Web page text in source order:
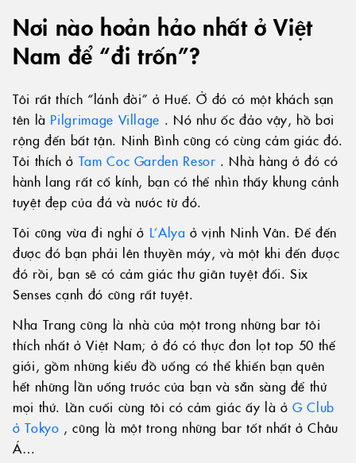
Nơi nào hoản hảo nhất ở Việt
Nam để “đi trốn”?
Tôi rất thích “lánh đời” ở Huế. Ở đó có một khách sạn
tên là Pilgrimage Village . Nó như ốc đảo vậy, hồ bơi
rộng đến bất tận. Ninh Bình cũng có cùng cảm giác đó.
Tôi thích ở Tam Coc Garden Resor . Nhà hàng ở đó có
hành lang rất cổ kính, bạn có thể nhìn thấy khung cảnh
tuyệt đẹp của đá và nước từ đó.
Tôi cũng vừa đi nghỉ ở L’Alya ở vịnh Ninh Vân. Để đến
được đó bạn phải lên thuyền máy, và một khi đến được
đó rồi, bạn sẽ có cảm giác thư giãn tuyệt đối. Six
Senses cạnh đó cũng rất tuyệt.
Nha Trang cũng là nhà của một trong những bar tôi
thích nhất ở Việt Nam; ở đó có thực đơn lọt top 50 thế
giới, gồm những kiểu đồ uống có thể khiến bạn quên
hết những lần uống trước của bạn và sẵn sàng để thử
mọi thứ. Lần cuối cùng tôi có cảm giác ấy là ởG Club
ở Tokyo , cũng là một trong những bar tốt nhất ở Châu
Á…